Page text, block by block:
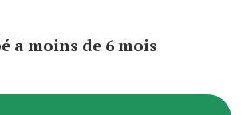
a moins de 6 mois